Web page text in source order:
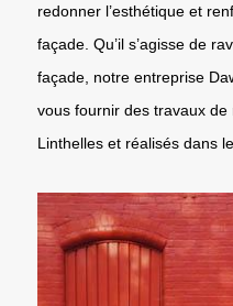
redonner l’esthétique et
façade. Qu’il s’agisse de
façade, notre entreprise
vous fournir des travaux
Linthelles et réalisés dans